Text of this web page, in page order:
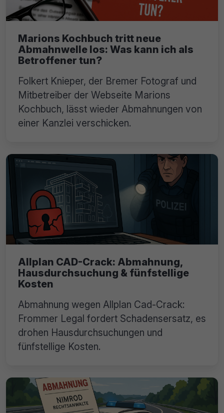
Marions Kochbuch tritt neue
Abmahnwelle los: Was kann ich als
Betroffener tun?
Folkert Knieper, der Bremer Fotograf und
Mitbetreiber der Webseite Marions
Kochbuch, lässt wieder Abmahnungen von
einer Kanzlei verschicken.
Allplan CAD-Crack: Abmahnung,
Hausdurchsuchung & fünfstellige
Kosten
Abmahnung wegen Allplan Cad-Crack:
Frommer Legal fordert Schadensersatz, es
drohen Hausdurchsuchungen und
fünfstellige Kosten.